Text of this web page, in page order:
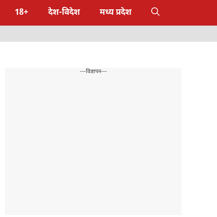
18+ देश-विदेश मध्य प्रदेश
---विज्ञापन---